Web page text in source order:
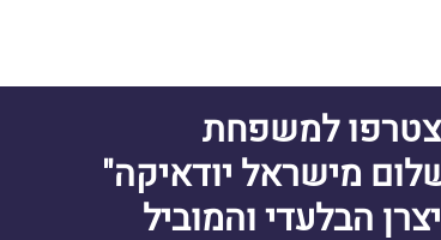
למשפחת
מישראל יודאיקה"
הבלעדי והמוביל